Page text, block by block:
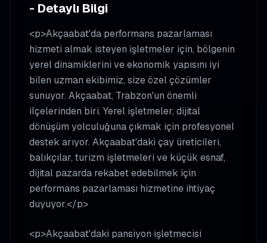
- Detaylı Bilgi
<p>Akçaabat'da performans pazarlaması
hizmeti almak isteyen işletmeler için, bölgenin
yerel dinamiklerini ve ekonomik yapısını iyi
bilen uzman ekibimiz, size özel çözümler
sunuyor. Akçaabat, Trabzon'un önemli
ilçelerinden biri. Yerel işletmeler, dijital
dönüşüm yolculuğuna çıkmak için profesyonel
destek arıyor. Akçaabat'daki çay üreticileri,
balıkçılar, turizm işletmeleri ve küçük esnaf,
dijital pazarda rekabet edebilmek için
performans pazarlaması hizmetine ihtiyaç
duyuyor.</p>
<p>Akçaabat'daki pansiyon işletmecisi